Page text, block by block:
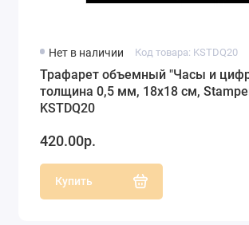
Нет в наличии Код товара: KSTDQ20
Трафарет объемный "Часы и
толщина 0,5 мм, 18х18 см,
KSTDQ20
420.00р.
Купить